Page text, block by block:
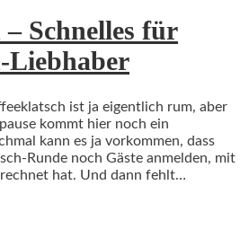
Schnelles für
Liebhaber
ist ja eigentlich rum, aber
kommt hier noch ein
kann es ja vorkommen, dass
Runde noch Gäste anmelden, mit
hat. Und dann fehlt…